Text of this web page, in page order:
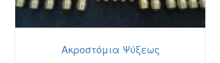
Ακροστόμια Ψύξεως